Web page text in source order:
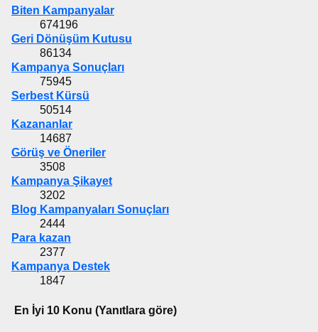
Biten Kampanyalar
674196
Geri Dönüşüm Kutusu
86134
Kampanya Sonuçları
75945
Serbest Kürsü
50514
Kazananlar
14687
Görüş ve Öneriler
3508
Kampanya Şikayet
3202
Blog Kampanyaları Sonuçları
2444
Para kazan
2377
Kampanya Destek
1847
En İyi 10 Konu (Yanıtlara göre)